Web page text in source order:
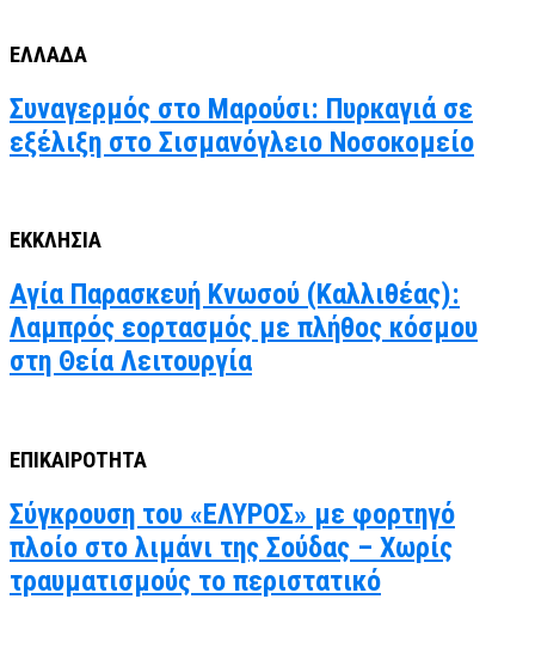
ΕΛΛΑΔΑ
Συναγερμός στο Μαρούσι: Πυρκαγιά σε
εξέλιξη στο Σισμανόγλειο Νοσοκομείο
ΕΚΚΛΗΣΙΑ
Αγία Παρασκευή Κνωσού (Καλλιθέας):
Λαμπρός εορτασμός με πλήθος κόσμου
στη Θεία Λειτουργία
ΕΠΙΚΑΙΡΟΤΗΤΑ
Σύγκρουση του «ΕΛΥΡΟΣ» με φορτηγό
πλοίο στο λιμάνι της Σούδας – Χωρίς
τραυματισμούς το περιστατικό